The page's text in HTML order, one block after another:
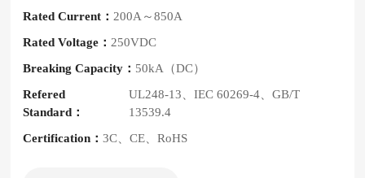
Rated Current：200A～850A
Rated Voltage：250VDC
Breaking Capacity： 50kA（DC）
Refered
Standard：
UL248-13、IEC 60269-4、GB/T
13539.4
Certification：3C、CE、RoHS